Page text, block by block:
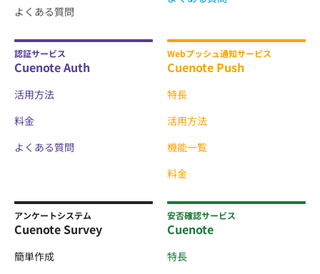
よくある質問
認証サービス
Cuenote Auth
活用方法
料金
よくある質問
Webプッシュ通知サービス
Cuenote Push
特長
活用方法
機能一覧
料金
アンケートシステム
Cuenote Survey
簡単作成
安否確認サービス
Cuenote
特長